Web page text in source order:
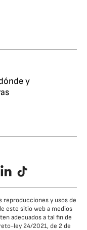
y
LinkedIn
TikTok
reproducciones y usos de
este sitio web a medios
adecuados a tal fin de
ley 24/2021, de 2 de